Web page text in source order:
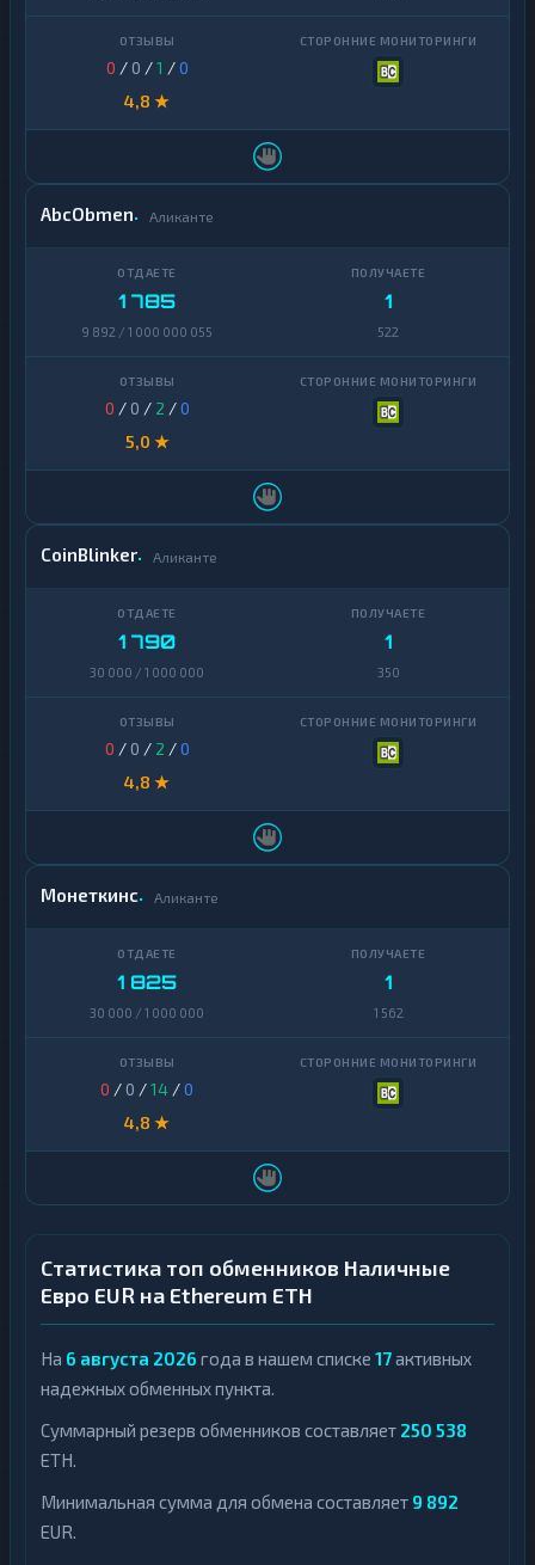
0 / 0 /1 /0
4,8 ★
AbcObmen Аликанте
1 785
9 892 / 1 000 000 055
1
522
0 / 0 / 2 /0
5,0 ★
CoinBlinker Аликанте
1 790
30 000 / 1 000 000
1
350
0 / 0 / 2 /0
4,8 ★
Монеткинс Аликанте
1 825
30 000 / 1 000 000
1
1 562
0 / 0 /14 /0
4,8 ★
Статистика топ обменников Наличные
Евро EUR на Ethereum ETH
На 6 августа 2026 года в нашем списке 17активных
надежных обменных пункта.
Суммарный резерв обменников составляет 250 538
ETH.
Минимальная сумма для обмена составляет 9 892
EUR.